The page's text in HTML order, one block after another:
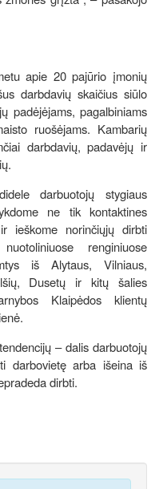
apie 20 pajūrio įmonių
darbdavių skaičius siūlo
padėjėjams, pagalbiniams
ruošėjams. Kambarių
darbdavių, padavėjų ir
darbuotojų stygiaus
ne tik kontaktines
ieškome norinčiųjų dirbti
renginiuose
iš Alytaus, Vilniaus,
Dusetų ir kitų šalies
Klaipėdos klientų
– dalis darbuotojų
darbovietę arba išeina iš
dirbti.